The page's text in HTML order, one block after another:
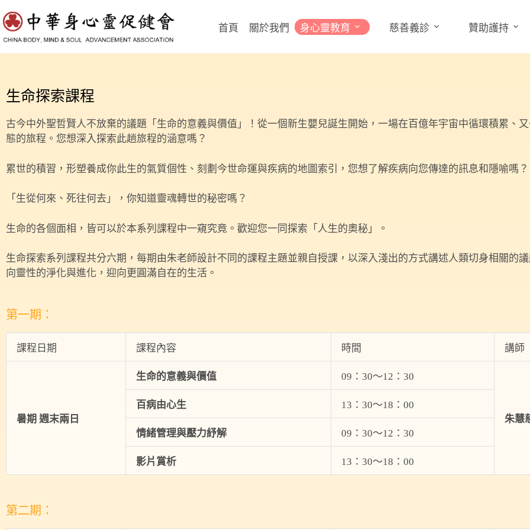
首頁 關於我們 身心靈教育 慈善義診 贊助護持
生命探索課程
古今中外聖哲賢人不放棄的議題「生命的意義與價值」！從一個新生嬰兒誕生開始，一場在百億年宇宙中循環積累、
態的旅程。您想深入探索此趟旅程的涵意嗎？
累世的積習，形塑養成你此生的氣質個性、刻劃今世命運與疾病的地圖索引，您想了解疾病向您傳達的訊息和隱喻嗎？
「生從何來、死往何去」，你知道靈魂轉世的秘密嗎？
生命的各個面相，皆可以於本系列課程中一窺究竟。歡迎您一同探索「人生的奧秘」。
生命探索系列課程共分六期，每期由朱老師設計不同的課程主題並親自授課，以深入淺出的方式講述人類切身相關的
向靈性的淨化與進化，迎向更圓滿自在的生活。
第一期：
課程日期 課程內容 時間 講師
暑期 週末兩日
生命的意義與價值 09：30～12：30
朱慧
百病由心生 13：30～18：00
情緒管理與壓力紓解 09：30～12：30
影片賞析 13：30～18：00
第二期：